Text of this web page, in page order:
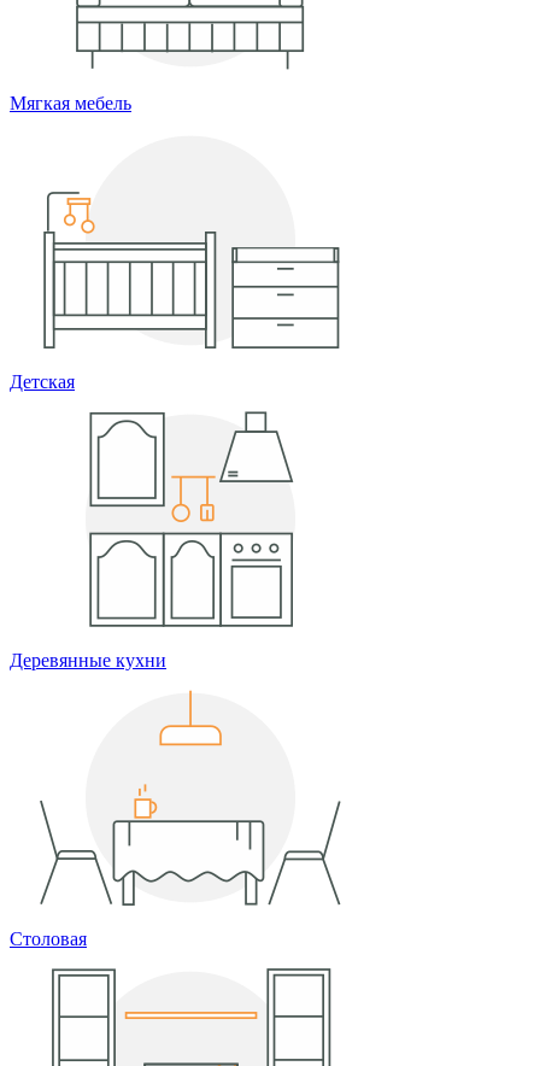
Мягкая мебель
Детская
Деревянные кухни
Столовая